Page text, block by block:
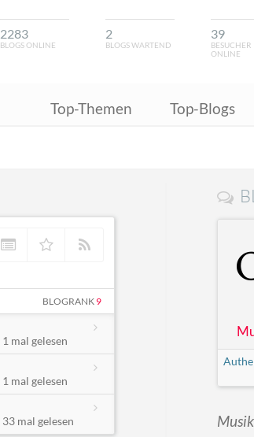
2283
BLOGS ONLINE
2
BLOGS WARTEND
39
BESUCHER
ONLINE
Top-Themen Top-Blogs
BLOGRANK 9
1 mal gelesen
1 mal gelesen
33 mal gelesen